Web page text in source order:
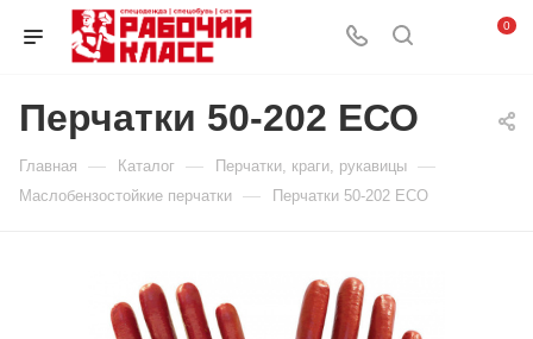
0
Перчатки 50-202 ЕСО
Главная — Каталог — Перчатки, краги, рукавицы —
Маслобензостойкие перчатки — Перчатки 50-202 ЕСО